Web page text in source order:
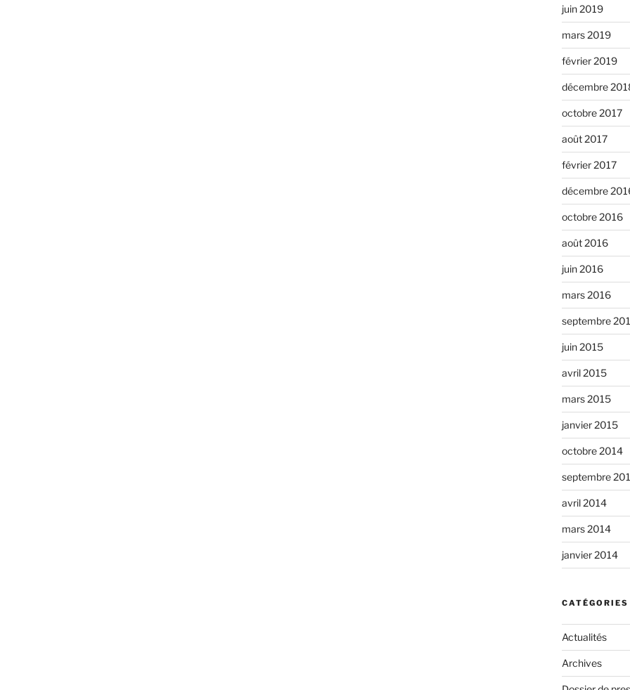
juin 2019
mars 2019
février 2019
décembre
octobre 2017
août 2017
février 2017
décembre
octobre 2016
août 2016
juin 2016
mars 2016
septembre
juin 2015
avril 2015
mars 2015
janvier 2015
octobre 2014
septembre
avril 2014
mars 2014
janvier 2014
CATÉGORIES
Actualités
Archives